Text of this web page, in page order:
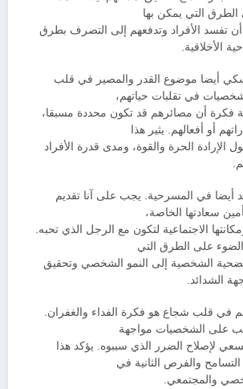
التي يمكن بها
أن تفسد الأفراد وتدفعهم إلى التصرف بطرق
الأخلاقية.
أيضا موضوع القدر والمصير في قلب
في تقلبات حياتهم،
فكرة أن مصائرهم قد تكون محددة مسبقا،
أو أفعالهم. يثير هذا
الإرادة الحرة والقوة، ومدى قدرة الأفراد
أيضا في المسرحية. يجب على آنا تقديم
سعادتها الخاصة،
الاجتماعية لتكون مع الرجل الذي تحبه.
على الطرق التي
الشخصية إلى النمو الشخصي وتحقيق
الشدائد.
في قلب شجاع هو فكرة الفداء والغفران.
على الشخصيات مواجهة
لإصلاح الضرر الذي سببوه. يؤكد هذا
والفرص الثانية في
والمجتمعي.